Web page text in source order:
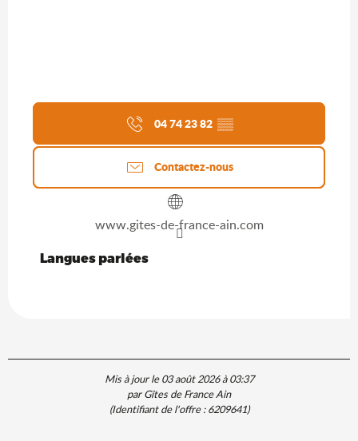
04 74 23 82 ▒▒
Contactez-nous
www.gites-de-france-ain.com
Langues parlées
Langues parlées
Mis à jour le 03 août 2026 à 03:37
par Gîtes de France Ain
(Identifiant de l'offre :6209641)